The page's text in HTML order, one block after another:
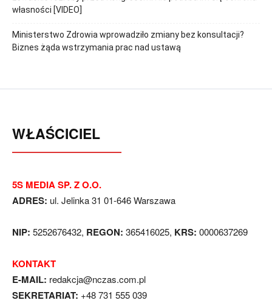
własności [VIDEO]
Ministerstwo Zdrowia wprowadziło zmiany bez konsultacji?
Biznes żąda wstrzymania prac nad ustawą
WŁAŚCICIEL
5S MEDIA SP. Z O.O.
ADRES: ul. Jelinka 31 01-646 Warszawa
NIP: 5252676432, REGON: 365416025, KRS: 0000637269
KONTAKT
E-MAIL: redakcja@nczas.com.pl
SEKRETARIAT: +48 731 555 039